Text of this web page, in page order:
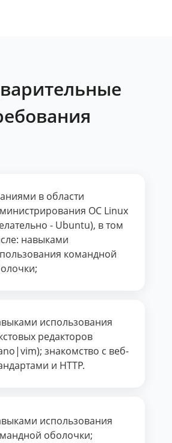
в области
ОС Linux
- Ubuntu), в том
навыками
командной
использования
редакторов
знакомство с веб-
и HTTP.
использования
оболочки;